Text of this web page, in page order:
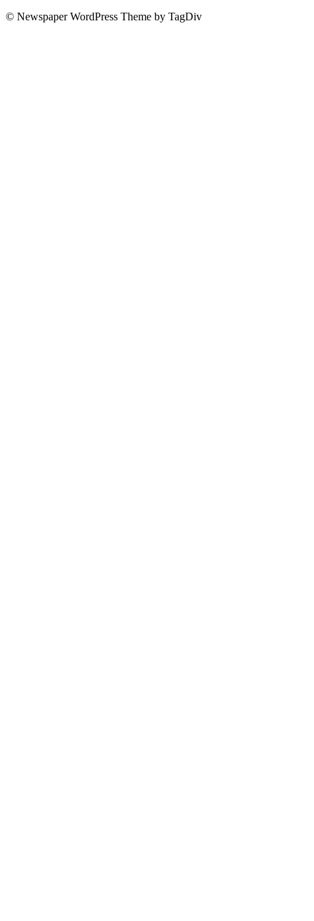
© Newspaper WordPress Theme by TagDiv